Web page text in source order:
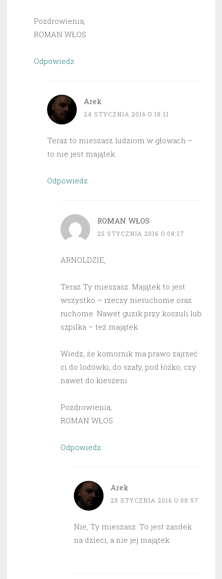
Pozdrowienia,
ROMAN WŁOS
Odpowiedz
Arek
24 STYCZNIA 2016 O 18:11
Teraz to mieszasz ludziom w głowach –
to nie jest majątek.
Odpowiedz
ROMAN WŁOS
25 STYCZNIA 2016 O 08:17
ARNOLDZIE,
Teraz Ty mieszasz. Majątek to jest
wszystko – rzeczy nieruchome oraz
ruchome. Nawet guzik przy koszuli lub
szpilka – też majątek.
Wiedz, że komornik ma prawo zajrzeć
ci do lodówki, do szafy, pod łóżko, czy
nawet do kieszeni.
Pozdrowienia,
ROMAN WŁOS
Odpowiedz
Arek
25 STYCZNIA 2016 O 08:57
Nie, Ty mieszasz. To jest zasiłek
na dzieci, a nie jej majątek.